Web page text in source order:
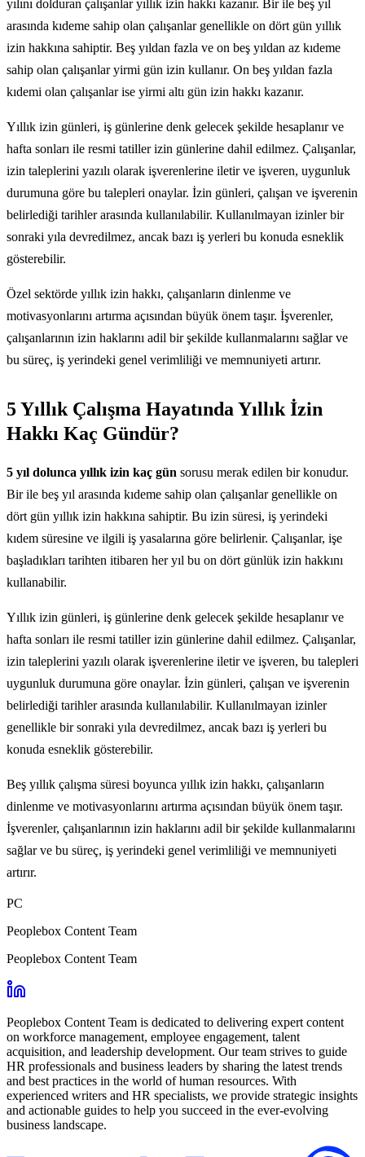
yılını dolduran çalışanlar yıllık izin hakkı kazanır. Bir ile beş yıl
arasında kıdeme sahip olan çalışanlar genellikle on dört gün yıllık
izin hakkına sahiptir. Beş yıldan fazla ve on beş yıldan az kıdeme
sahip olan çalışanlar yirmi gün izin kullanır. On beş yıldan fazla
kıdemi olan çalışanlar ise yirmi altı gün izin hakkı kazanır.
Yıllık izin günleri, iş günlerine denk gelecek şekilde hesaplanır ve
hafta sonları ile resmi tatiller izin günlerine dahil edilmez. Çalışanlar,
izin taleplerini yazılı olarak işverenlerine iletir ve işveren, uygunluk
durumuna göre bu talepleri onaylar. İzin günleri, çalışan ve işverenin
belirlediği tarihler arasında kullanılabilir. Kullanılmayan izinler bir
sonraki yıla devredilmez, ancak bazı iş yerleri bu konuda esneklik
gösterebilir.
Özel sektörde yıllık izin hakkı, çalışanların dinlenme ve
motivasyonlarını artırma açısından büyük önem taşır. İşverenler,
çalışanlarının izin haklarını adil bir şekilde kullanmalarını sağlar ve
bu süreç, iş yerindeki genel verimliliği ve memnuniyeti artırır.
5 Yıllık Çalışma Hayatında Yıllık İzin
Hakkı Kaç Gündür?
5 yıl dolunca yıllık izin kaç gün sorusu merak edilen bir konudur.
Bir ile beş yıl arasında kıdeme sahip olan çalışanlar genellikle on
dört gün yıllık izin hakkına sahiptir. Bu izin süresi, iş yerindeki
kıdem süresine ve ilgili iş yasalarına göre belirlenir. Çalışanlar, işe
başladıkları tarihten itibaren her yıl bu on dört günlük izin hakkını
kullanabilir.
Yıllık izin günleri, iş günlerine denk gelecek şekilde hesaplanır ve
hafta sonları ile resmi tatiller izin günlerine dahil edilmez. Çalışanlar,
izin taleplerini yazılı olarak işverenlerine iletir ve işveren, bu talepleri
uygunluk durumuna göre onaylar. İzin günleri, çalışan ve işverenin
belirlediği tarihler arasında kullanılabilir. Kullanılmayan izinler
genellikle bir sonraki yıla devredilmez, ancak bazı iş yerleri bu
konuda esneklik gösterebilir.
Beş yıllık çalışma süresi boyunca yıllık izin hakkı, çalışanların
dinlenme ve motivasyonlarını artırma açısından büyük önem taşır.
İşverenler, çalışanlarının izin haklarını adil bir şekilde kullanmalarını
sağlar ve bu süreç, iş yerindeki genel verimliliği ve memnuniyeti
artırır.
PC
Peoplebox Content Team
Peoplebox Content Team
Peoplebox Content Team is dedicated to delivering expert content
on workforce management, employee engagement, talent
acquisition, and leadership development. Our team strives to guide
HR professionals and business leaders by sharing the latest trends
and best practices in the world of human resources. With
experienced writers and HR specialists, we provide strategic insights
and actionable guides to help you succeed in the ever-evolving
business landscape.